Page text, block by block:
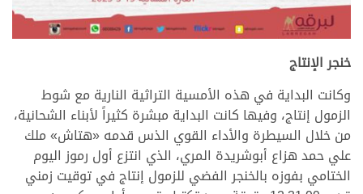
خنجر الإنتاج
وكانت البداية في هذه الأمسية التراثية النارية مع شوط
الزمول إنتاج، وفيها كانت البداية مبشرة كثيراً لأبناء الشحانية،
من خلال السيطرة والأداء القوي الذس قدمه «هتاش» ملك
علي حمد هزاع أبوشريدة المري، الذي انتزع أول رموز اليوم
الختامي بفوزه بالخنجر الفضي للزمول إنتاج في توقيت زمني